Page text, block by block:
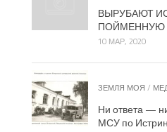
ВЫРУБАЮТ
ПОЙМЕННУЮ
10 МАР, 2020
ЗЕМЛЯ МОЯ /
Ни ответа —
МСУ по